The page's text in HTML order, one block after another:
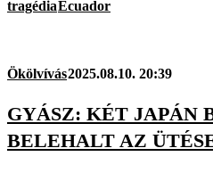
tragédiaEcuador
Ökölvívás2025.08.10. 20:39
GYÁSZ: KÉT JAPÁN
BELEHALT AZ